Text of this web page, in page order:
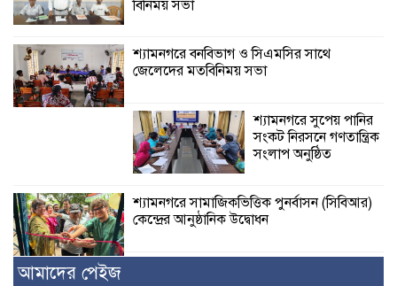
বিনিময় সভা
শ্যামনগরে বনবিভাগ ও সিএমসির সাথে
জেলেদের মতবিনিময় সভা
শ্যামনগরে সুপেয় পানির
সংকট নিরসনে গণতান্ত্রিক
সংলাপ অনুষ্ঠিত
শ্যামনগরে সামাজিকভিত্তিক পুনর্বাসন (সিবিআর)
কেন্দ্রের আনুষ্ঠানিক উদ্বোধন
আমাদের পেইজ